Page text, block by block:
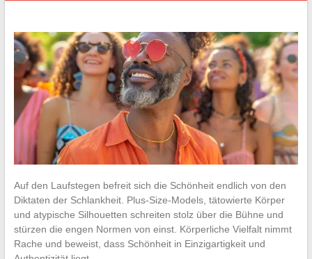
Auf den Laufstegen befreit sich die Schönheit endlich von den
Diktaten der Schlankheit. Plus-Size-Models, tätowierte Körper
und atypische Silhouetten schreiten stolz über die Bühne und
stürzen die engen Normen von einst. Körperliche Vielfalt nimmt
Rache und beweist, dass Schönheit in Einzigartigkeit und